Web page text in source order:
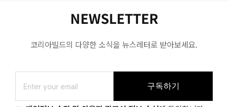
NEWSLETTER
코리아빌드의 다양한 소식을 뉴스레터로 받아보세요.
구독하기